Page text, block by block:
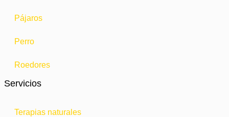
Pájaros
Perro
Roedores
Servicios
Terapias naturales